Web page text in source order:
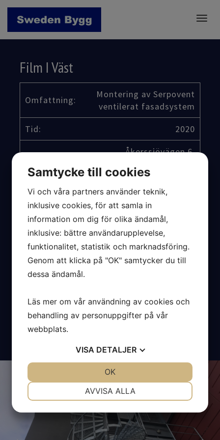
Previous
Film I Väst
Omfattning:
Montering av Serpovent
ventilerat fasadsystem
Tid:
2020
Åkerssjövägen 6,
Beställare:
Kraftstaden Fastigheter
Byggherre:
Kraftstaden Fastigheter
Beskrivning
Rivning av enstegstätade fasadsystem,
fuktsanering av stomme, isolering,
putsbärarskiva, grundputsning och
ytputsning i olika kulörer, nytt tätskikt,
plåtarbete.
Samtycke till cookies
Vi och våra partners använder teknik,
inklusive cookies, för att samla in
information om dig för olika ändamål,
inklusive: bättre användarupplevelse,
funktionalitet, statistik och marknadsföring.
Genom att klicka på "OK" samtycker du till
dessa ändamål.
Läs mer om vår användning av cookies och
behandling av personuppgifter på vår
webbplats.
VISA DETALJER
MARKNADSFÖRING STATISTIK
AVVISA ALLA
OK